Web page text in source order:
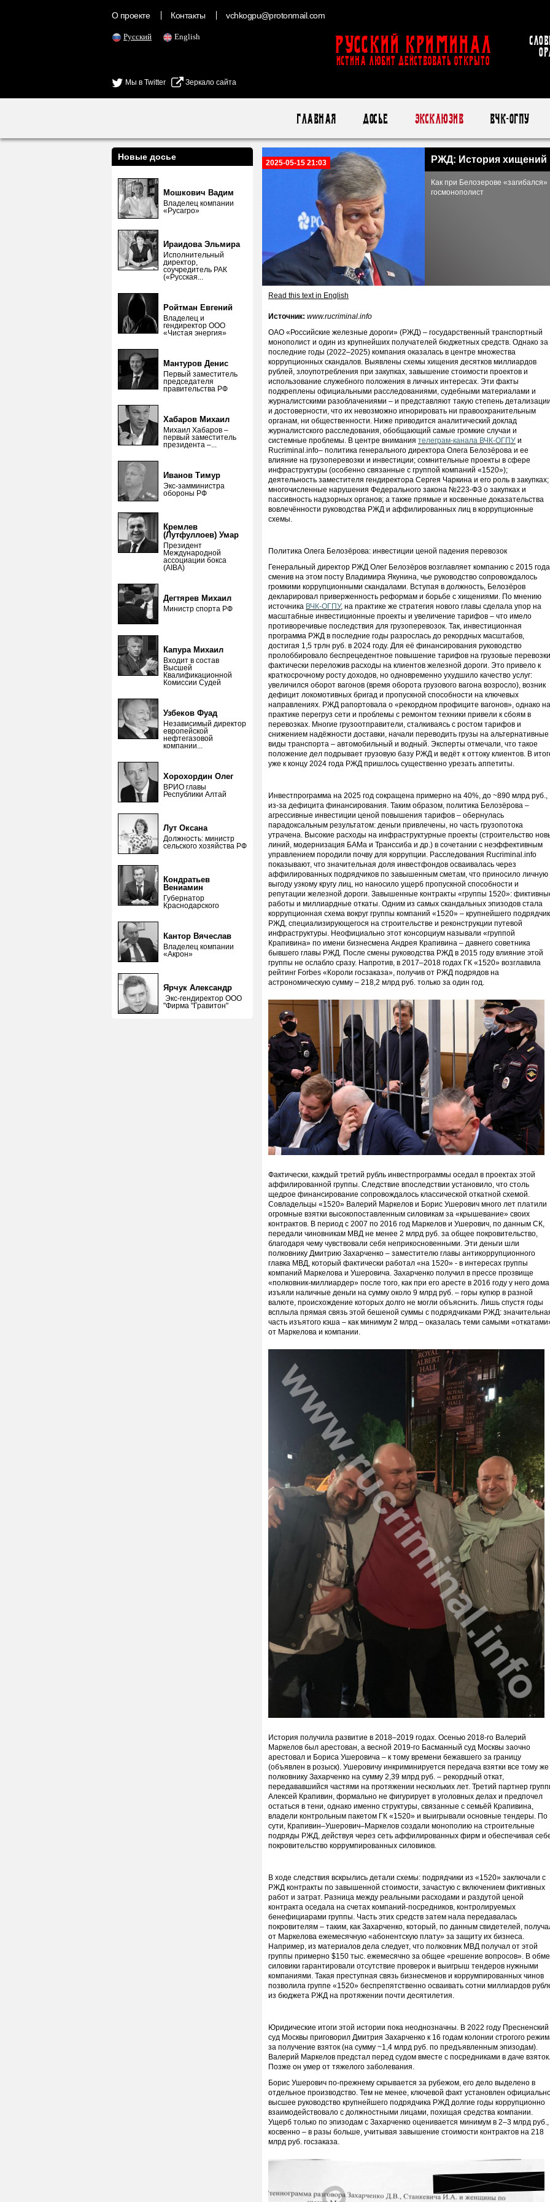
О проекте Контакты vchkogpu@protonmail.com
Русский English
Мы в Twitter Зеркало сайта
Русский Криминал
ИСТИНА ЛЮБИТ ДЕЙСТВОВАТЬ ОТКРЫТО
Главная Досье Эксклюзив ВЧК-ОГПУ
Новые досье
Мошкович Вадим
Владелец компании
«Русагро»
Ираидова Эльмира
Исполнительный
директор,
соучредитель РАК
(«Русская...
Ройтман Евгений
Владелец и
гендиректор ООО
«Чистая энергия»
Мантуров Денис
Первый заместитель
председателя
правительства РФ
Хабаров Михаил
Михаил Хабаров –
первый заместитель
президента –...
Иванов Тимур
Экс-замминистра
обороны РФ
Кремлев
(Лутфуллоев) Умар
Президент
Международной
ассоциации бокса
(AIBA)
Дегтярев Михаил
Министр спорта РФ
Капура Михаил
Входит в состав
Высшей
Квалификационной
Комиссии Судей
Узбеков Фуад
Независимый директор
европейской
нефтегазовой
компании...
Хорохордин Олег
ВРИО главы
Республики Алтай
Лут Оксана
Должность: министр
сельского хозяйства РФ
Кондратьев
Вениамин
Губернатор
Краснодарского
Кантор Вячеслав
Владелец компании
«Акрон»
Ярчук Александр
Экс-гендиректор ООО
"Фирма "Гравитон"
2025-05-15 21:03 РЖД: История хищений
Как при Белозерове «загибался»
госмонополист
Read this text in English
Источник: www.rucriminal.info
ОАО «Российские железные дороги» (РЖД) – государственный транспортный
монополист и один из крупнейших получателей бюджетных средств. Однако за
последние годы (2022–2025) компания оказалась в центре множества
коррупционных скандалов. Выявлены схемы хищения десятков миллиардов
рублей, злоупотребления при закупках, завышение стоимости проектов и
использование служебного положения в личных интересах. Эти факты
подкреплены официальными расследованиями, судебными материалами и
журналистскими разоблачениями – и представляют такую степень
и достоверности, что их невозможно игнорировать ни правоохранительным
органам, ни общественности. Ниже приводится аналитический доклад
журналистского расследования, обобщающий самые громкие случаи и
системные проблемы. В центре внимания телеграм-канала ВЧК-ОГПУ и
Rucriminal.info– политика генерального директора Олега Белозёрова и ее
влияние на грузоперевозки и инвестиции; сомнительные проекты в сфере
инфраструктуры (особенно связанные с группой компаний «1520»);
деятельность заместителя гендиректора Сергея Чаркина и его роль в закупках;
многочисленные нарушения Федерального закона №223-ФЗ о закупках и
пассивность надзорных органов; а также прямые и косвенные доказательства
вовлечённости руководства РЖД и аффилированных лиц в коррупционные
схемы.
Политика Олега Белозёрова: инвестиции ценой падения перевозок
Генеральный директор РЖД Олег Белозёров возглавляет компанию с 2015
сменив на этом посту Владимира Якунина, чье руководство сопровождалось
громкими коррупционными скандалами. Вступая в должность, Белозёров
декларировал приверженность реформам и борьбе с хищениями. По мнению
источника ВЧК-ОГПУ, на практике же стратегия нового главы сделала упор на
масштабные инвестиционные проекты и увеличение тарифов – что имело
противоречивые последствия для грузоперевозок. Так, инвестиционная
программа РЖД в последние годы разрослась до рекордных масштабов,
достигая 1,5 трлн руб. в 2024 году. Для её финансирования руководство
пролоббировало беспрецедентное повышение тарифов на грузовые
фактически переложив расходы на клиентов железной дороги. Это привело к
краткосрочному росту доходов, но одновременно ухудшило качество услуг:
увеличился оборот вагонов (время оборота грузового вагона возросло), возник
дефицит локомотивных бригад и пропускной способности на ключевых
направлениях. РЖД рапортовала о «рекордном профиците вагонов», однако на
практике перегруз сети и проблемы с ремонтом техники привели к сбоям в
перевозках. Многие грузоотправители, сталкиваясь с ростом тарифов и
снижением надёжности доставки, начали переводить грузы на альтернативные
виды транспорта – автомобильный и водный. Эксперты отмечали, что такое
положение дел подрывает грузовую базу РЖД и ведёт к оттоку клиентов. В
уже к концу 2024 года РЖД пришлось существенно урезать аппетиты.
Инвестпрограмма на 2025 год сокращена примерно на 40%, до ~890 млрд руб.,
из-за дефицита финансирования. Таким образом, политика Белозёрова –
агрессивные инвестиции ценой повышения тарифов – обернулась
парадоксальным результатом: деньги привлечены, но часть грузопотока
утрачена. Высокие расходы на инфраструктурные проекты (строительство
линий, модернизация БАМа и Транссиба и др.) в сочетании с неэффективным
управлением породили почву для коррупции. Расследования Rucriminal.info
показывают, что значительная доля инвестфондов осваивалась через
аффилированных подрядчиков по завышенным сметам, что приносило личную
выгоду узкому кругу лиц, но наносило ущерб пропускной способности и
репутации железной дороги. Завышенные контракты «группы 1520»:
работы и миллиардные откаты. Одним из самых скандальных эпизодов стала
коррупционная схема вокруг группы компаний «1520» – крупнейшего
РЖД, специализирующегося на строительстве и реконструкции путевой
инфраструктуры. Неофициально этот консорциум называли «группой
Крапивина» по имени бизнесмена Андрея Крапивина – давнего советника
бывшего главы РЖД. После смены руководства РЖД в 2015 году влияние этой
группы не ослабло сразу. Напротив, в 2017–2018 годах ГК «1520» возглавила
рейтинг Forbes «Короли госзаказа», получив от РЖД подрядов на
астрономическую сумму – 218,2 млрд руб. только за один год.
Фактически, каждый третий рубль инвестпрограммы оседал в проектах этой
аффилированной группы. Следствие впоследствии установило, что столь
щедрое финансирование сопровождалось классической откатной схемой.
Совладельцы «1520» Валерий Маркелов и Борис Ушерович много лет платили
огромные взятки высокопоставленным силовикам за «крышевание» своих
контрактов. В период с 2007 по 2016 год Маркелов и Ушерович, по данным СК,
передали чиновникам МВД не менее 2 млрд руб. за общее покровительство,
благодаря чему чувствовали себя неприкосновенными. Эти деньги шли
полковнику Дмитрию Захарченко – заместителю главы антикоррупционного
главка МВД, который фактически работал «на 1520» - в интересах группы
компаний Маркелова и Ушеровича. Захарченко получил в прессе прозвище
«полковник-миллиардер» после того, как при его аресте в 2016 году у него дома
изъяли наличные деньги на сумму около 9 млрд руб. – горы купюр в разной
валюте, происхождение которых долго не могли объяснить. Лишь спустя годы
всплыла прямая связь этой бешеной суммы с подрядчиками РЖД:
часть изъятого кэша – как минимум 2 млрд – оказалась теми самыми
от Маркелова и компании.
История получила развитие в 2018–2019 годах. Осенью 2018-го Валерий
Маркелов был арестован, а весной 2019-го Басманный суд Москвы заочно
арестовал и Бориса Ушеровича – к тому времени бежавшего за границу
(объявлен в розыск). Ушеровичу инкриминируется передача взятки все тому же
полковнику Захарченко на сумму 2,39 млрд руб. – рекордный откат,
передававшийся частями на протяжении нескольких лет. Третий партнер
Алексей Крапивин, формально не фигурирует в уголовных делах и предпочел
остаться в тени, однако именно структуры, связанные с семьёй Крапивина,
владели контрольным пакетом ГК «1520» и выигрывали основные тендеры. По
сути, Крапивин–Ушерович–Маркелов создали монополию на строительные
подряды РЖД, действуя через сеть аффилированных фирм и обеспечивая
покровительство коррумпированных силовиков.
В ходе следствия вскрылись детали схемы: подрядчики из «1520» заключали с
РЖД контракты по завышенной стоимости, зачастую с включением фиктивных
работ и затрат. Разница между реальными расходами и раздутой ценой
контракта оседала на счетах компаний-посредников, контролируемых
бенефициарами группы. Часть этих средств затем нала передавалась
покровителям – таким, как Захарченко, который, по данным свидетелей,
от Маркелова ежемесячную «абонентскую плату» за защиту их бизнеса.
Например, из материалов дела следует, что полковник МВД получал от этой
группы примерно $150 тыс. ежемесячно за общее «решение вопросов». В
силовики гарантировали отсутствие проверок и выигрыш тендеров нужными
компаниями. Такая преступная связь бизнесменов и коррумпированных чинов
позволила группе «1520» беспрепятственно осваивать сотни миллиардов
из бюджета РЖД на протяжении почти десятилетия.
Юридические итоги этой истории пока неоднозначны. В 2022 году Пресненский
суд Москвы приговорил Дмитрия Захарченко к 16 годам колонии строгого
за получение взяток (на сумму ~1,4 млрд руб. по предъявленным эпизодам).
Валерий Маркелов предстал перед судом вместе с посредниками в даче взяток.
Позже он умер от тяжелого заболевания.
Борис Ушерович по-прежнему скрывается за рубежом, его дело выделено в
отдельное производство. Тем не менее, ключевой факт установлен
высшее руководство крупнейшего подрядчика РЖД долгие годы коррупционно
взаимодействовало с должностными лицами, похищая средства компании.
Ущерб только по эпизодам с Захарченко оценивается минимум в 2–3 млрд руб.,
косвенно – в разы больше, учитывая завышение стоимости контрактов на 218
млрд руб. госзаказа.